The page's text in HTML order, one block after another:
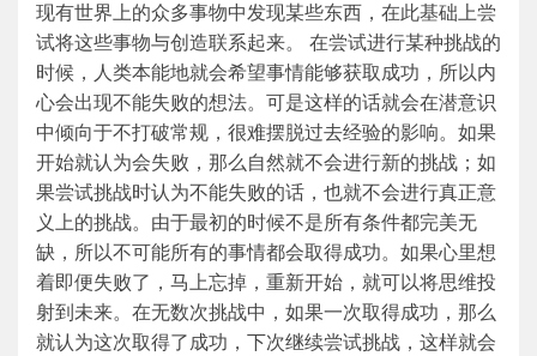
现有世界上的众多事物中发现某些东西，在此基础上尝
试将这些事物与创造联系起来。 在尝试进行某种挑战的
时候，人类本能地就会希望事情能够获取成功，所以内
心会出现不能失败的想法。可是这样的话就会在潜意识
中倾向于不打破常规，很难摆脱过去经验的影响。如果
开始就认为会失败，那么自然就不会进行新的挑战；如
果尝试挑战时认为不能失败的话，也就不会进行真正意
义上的挑战。由于最初的时候不是所有条件都完美无
缺，所以不可能所有的事情都会取得成功。如果心里想
着即便失败了，马上忘掉，重新开始，就可以将思维投
射到未来。在无数次挑战中，如果一次取得成功，那么
就认为这次取得了成功，下次继续尝试挑战，这样就会